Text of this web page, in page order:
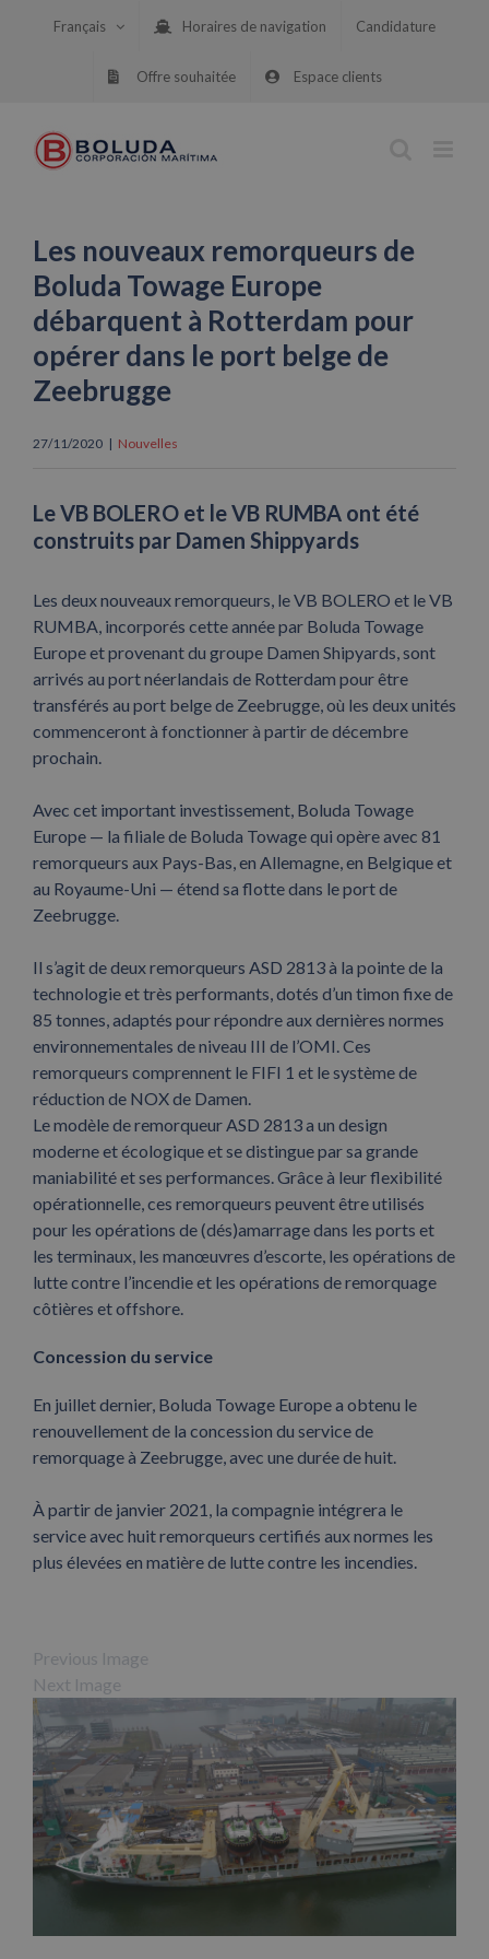
Français Horaires de navigation Candidature
Offre souhaitée Espace clients
Les nouveaux remorqueurs de
Boluda Towage Europe
débarquent à Rotterdam pour
opérer dans le port belge de
Zeebrugge
27/11/2020 | Nouvelles
Le VB BOLERO et le VB RUMBA ont été
construits par Damen Shippyards
Les deux nouveaux remorqueurs, le VB BOLERO et le VB
RUMBA, incorporés cette année par Boluda Towage
Europe et provenant du groupe Damen Shipyards, sont
arrivés au port néerlandais de Rotterdam pour être
transférés au port belge de Zeebrugge, où les deux unités
commenceront à fonctionner à partir de décembre
prochain.
Avec cet important investissement, Boluda Towage
Europe — la filiale de Boluda Towage qui opère avec 81
remorqueurs aux Pays-Bas, en Allemagne, en Belgique et
au Royaume-Uni — étend sa flotte dans le port de
Zeebrugge.
Il s’agit de deux remorqueurs ASD 2813 à la pointe de la
technologie et très performants, dotés d’un timon fixe de
85 tonnes, adaptés pour répondre aux dernières normes
environnementales de niveau III de l’OMI. Ces
remorqueurs comprennent le FIFI 1 et le système de
réduction de NOX de Damen.
Le modèle de remorqueur ASD 2813 a un design
moderne et écologique et se distingue par sa grande
maniabilité et ses performances. Grâce à leur flexibilité
opérationnelle, ces remorqueurs peuvent être utilisés
pour les opérations de (dés)amarrage dans les ports et
les terminaux, les manœuvres d’escorte, les opérations de
lutte contre l’incendie et les opérations de remorquage
côtières et offshore.
Concession du service
En juillet dernier, Boluda Towage Europe a obtenu le
renouvellement de la concession du service de
remorquage à Zeebrugge, avec une durée de huit.
À partir de janvier 2021, la compagnie intégrera le
service avec huit remorqueurs certifiés aux normes les
plus élevées en matière de lutte contre les incendies.
Previous Image
Next Image